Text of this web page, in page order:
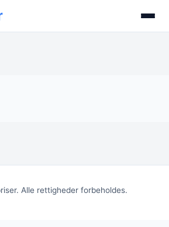
Alle rettigheder forbeholdes.